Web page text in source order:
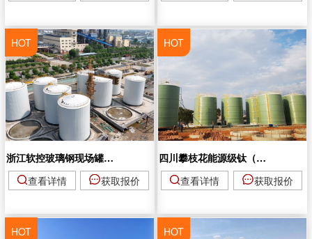
HOT
浙江软控玻璃钢现场罐项目
查看详情
获取报价
HOT
四川攀枝花能源级钛（合金）材料（钛白粉）项目储罐
查看详情
获取报价
HOT HOT